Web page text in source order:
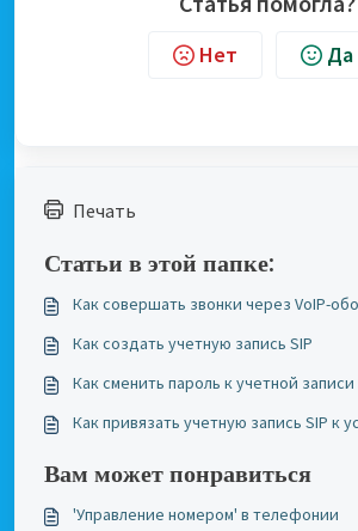
Нет Да
Печать
Статьи в этой папке:
Как совершать звонки через VoIP-
Как создать учетную запись SIP
Как сменить пароль к учетной записи
Как привязать учетную запись SIP к
Вам может понравиться
'Управление номером' в телефонии